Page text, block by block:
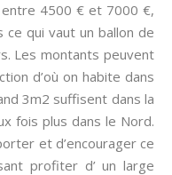
4500 € et 7000 €,
ce qui vaut un ballon de
Les montants peuvent
d’où on habite dans
3m2 suffisent dans la
fois plus dans le Nord.
et d’encourager ce
profiter d’ un large